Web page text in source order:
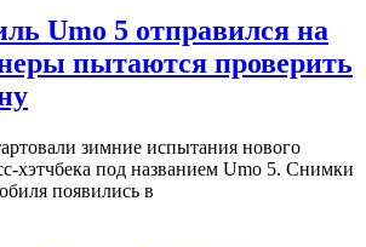
Umo 5 отправился на
пытаются проверить
зимние испытания нового
хэтчбека под названием Umo 5. Снимки
появились в